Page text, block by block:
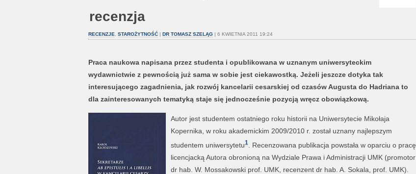
recenzja
RECENZJE STAROŻYTNOŚĆ| DR TOMASZ SZELĄG| 6 KWIETNIA 2011 19:24
Praca naukowa napisana przez studenta i opublikowana w uznanym uniwersyteckim
wydawnictwie z pewnością już sama w sobie jest ciekawostką. Jeżeli jeszcze dotyka tak
interesującego zagadnienia, jak rozwój kancelarii cesarskiej od czasów Augusta do Hadriana to
dla zainteresowanych tematyką staje się jednocześnie pozycją wręcz obowiązkową.
Autor jest studentem ostatniego roku historii na Uniwersytecie Mikołaja
Kopernika, w roku akademickim 2009/2010 r. został uznany najlepszym
studentem uniwersytetu1. Recenzowana publikacja powstała w oparciu o pracę
licencjacką Autora obronioną na Wydziale Prawa i Administracji UMK (promotor
dr hab. W. Mossakowski prof. UMK, recenzent dr hab. A. Sokala, prof. UMK).